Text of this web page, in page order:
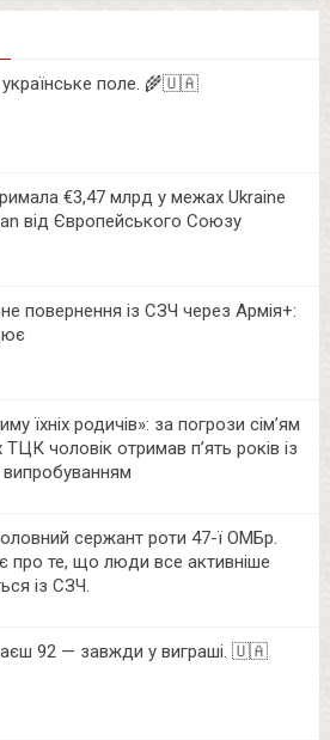
українське поле. 🌾🇺🇦
€3,47 млрд у межах Ukraine
від Європейського Союзу
повернення із СЗЧ через Армія+:
їхніх родичів»: за погрози сім’ям
ТЦК чоловік отримав п’ять років із
сержант роти 47-ї ОМБр.
про те, що люди все активніше
із СЗЧ.
92 — завжди у виграші. 🇺🇦